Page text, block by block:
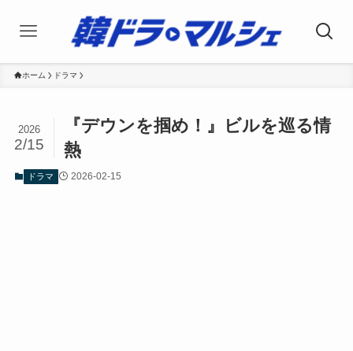
ホーム ドラマ
『デウンを掴め！』ビルを巡る情
熱
2026
2/15
ドラマ 2026-02-15